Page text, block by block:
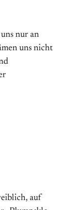
nur an
uns nicht
auf